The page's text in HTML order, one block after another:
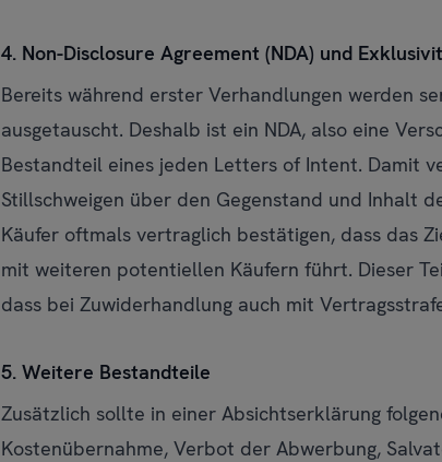
4. Non-Disclosure Agreement (NDA) und
Bereits während erster Verhandlungen werden
ausgetauscht. Deshalb ist ein NDA, also eine
Bestandteil eines jeden Letters of Intent. Damit
Stillschweigen über den Gegenstand und Inhalt
Käufer oftmals vertraglich bestätigen, dass das
mit weiteren potentiellen Käufern führt. Dieser
dass bei Zuwiderhandlung auch mit
5. Weitere Bestandteile
Zusätzlich sollte in einer Absichtserklärung
Kostenübernahme, Verbot der Abwerbung,